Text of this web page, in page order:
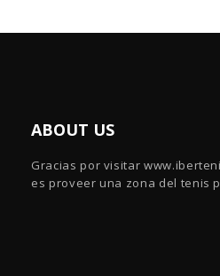
ABOUT US
Gracias por visitar
es proveer una zona del tenis